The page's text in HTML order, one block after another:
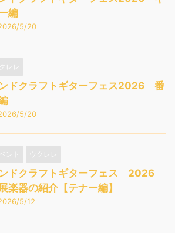
編
5/20
レレ
ドクラフトギターフェス2026 番
5/20
ント ウクレレ
ドクラフトギターフェス 2026
楽器の紹介【テナー編】
5/12